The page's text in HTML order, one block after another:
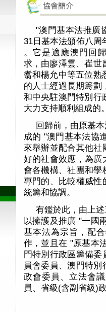
"澳門基本法推廣
31日基本法頒佈八周
。它是適應澳門回
求，由廖澤雲、崔世
翥和楊允中等五位熟
的人士經過長期籌劃
和中央駐澳門特別行
大力支持順利組成的
回歸前，由原基
成的 "澳門基本法協
來舉辦並配合其他
好的社會效應，為廣
會各機構、社團和學
專門的、比較權威性
統籌和協調。
有鑑於此，由上
以擁護及推廣 "一國
基本法為宗旨，配
作，並且在 "原基本
門特別行政區籌備
員會委員、澳門特
政會委員、立法會
員、省級(含副省級)